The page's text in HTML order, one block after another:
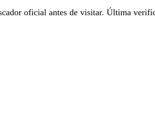
oficial antes de visitar. Última